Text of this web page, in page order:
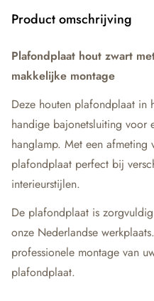
Product omschrijving
Plafondplaat hout zwart
makkelijke montage
Deze houten plafondplaat in
handige bajonetsluiting voor
hanglamp. Met een afmeting
plafondplaat perfect bij
interieurstijlen.
De plafondplaat is
onze Nederlandse
professionele montage van
plafondplaat.